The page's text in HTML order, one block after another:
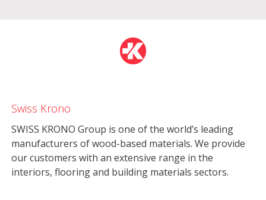
Swiss Krono
SWISS KRONO Group is one of the world’s leading
manufacturers of wood-based materials. We provide
our customers with an extensive range in the
interiors, flooring and building materials sectors.